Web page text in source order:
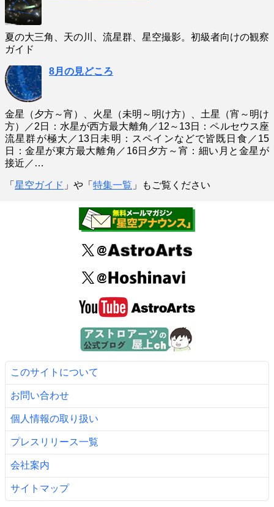
夏の大三角、天の川、流星群、星空撮影。初級者向けの観察
ガイド
8月の見どころ
金星（夕方～宵）、火星（未明～明け方）、土星（宵～明け
方）／2日：水星が西方最大離角／12～13日：ペルセウス座
流星群が極大／13日未明：スペインなどで皆既日食／15
日：金星が東方最大離角／16日夕方～宵：細い月と金星が
接近／…
「 星空ガイド 」や「 特集一覧 」もご覧ください
このサイトについて
お問い合わせ
個人情報の取り扱い
プレスリリース一覧
会社案内
サイトマップ